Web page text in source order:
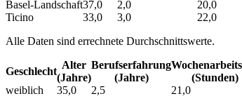
Basel-Landschaft37,0 2,0 20,0
Ticino
33,0 3,0 22,0
Alle Daten sind errechnete Durchschnittswerte.
Geschlecht
Alter
(Jahre)
Berufs­erfahrung
(Jahre)
(Stunden)
weiblich
35,0 2,5 21,0